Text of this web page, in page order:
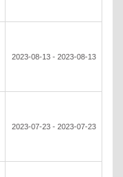
2023-08-13 - 2023-08-13
2023-07-23 - 2023-07-23